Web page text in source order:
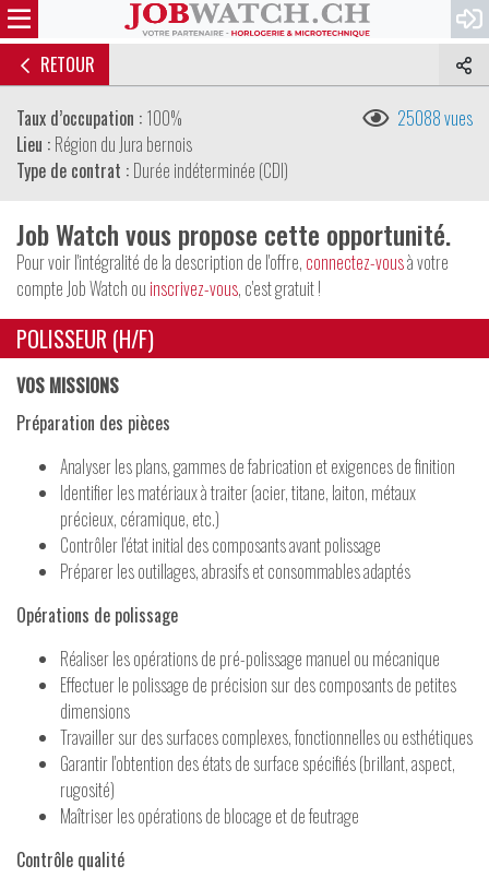
RETOUR
Taux d’occupation : 100%
Lieu : Région du Jura bernois
Type de contrat : Durée indéterminée (CDI)
25088 vues
Job Watch vous propose cette opportunité.
Pour voir l'intégralité de la description de l'offre, connectez-vousà votre
compte Job Watch ou inscrivez-vous, c'est gratuit !
POLISSEUR (H/F)
VOS MISSIONS
Préparation des pièces
Analyser les plans, gammes de fabrication et exigences de finition
Identifier les matériaux à traiter (acier, titane, laiton, métaux
précieux, céramique, etc.)
Contrôler l'état initial des composants avant polissage
Préparer les outillages, abrasifs et consommables adaptés
Opérations de polissage
Réaliser les opérations de pré-polissage manuel ou mécanique
Effectuer le polissage de précision sur des composants de petites
dimensions
Travailler sur des surfaces complexes, fonctionnelles ou esthétiques
Garantir l'obtention des états de surface spécifiés (brillant, aspect,
rugosité)
Maîtriser les opérations de blocage et de feutrage
Contrôle qualité